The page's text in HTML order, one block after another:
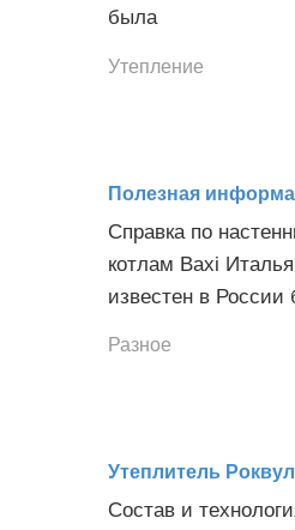
была
Утепление
Полезная
Справка по
котлам Baxi
известен в России
Разное
Утеплитель
Состав и